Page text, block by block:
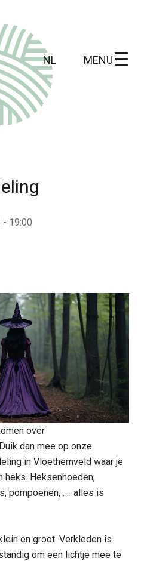
NL MENU
- 19:00
over
dan mee op onze
in Vloethemveld waar je
heks. Heksenhoeden,
pompoenen, … alles is
en groot. Verkleden is
om een lichtje mee te